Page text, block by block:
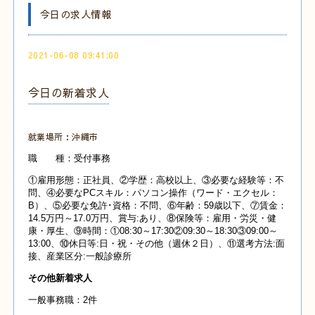
今日の求人情報
2021-06-08 09:41:00
今日の新着求人
就業場所：沖縄市
職 種：受付事務
①雇用形態：正社員、②学歴：高校以上、③必要な経験等：不
問、④必要なPCスキル：パソコン操作（ワード・エクセル：
B）、⑤必要な免許･資格：不問、⑥年齢：59歳以下、⑦賃金：
14.5万円～17.0万円、賞与:あり、⑧保険等：雇用・労災・健
康・厚生、⑨時間：①08:30～17:30②09:30～18:30③09:00～
13:00、⑩休日等:日・祝・その他（週休２日）、⑪選考方法:面
接、産業区分:一般診療所
その他新着求人
一般事務職：2件